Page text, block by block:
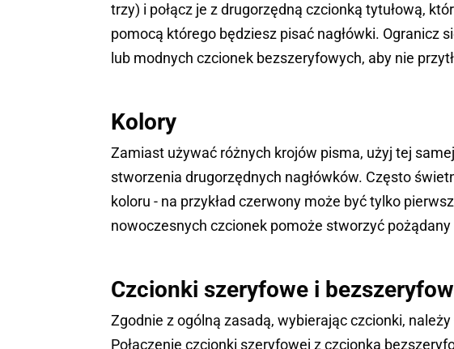
trzy) i połącz je z drugorzędną czcionką tytułową,
pomocą którego będziesz pisać nagłówki. Ogranicz
lub modnych czcionek bezszeryfowych, aby nie
Kolory
Zamiast używać różnych krojów pisma, użyj tej
stworzenia drugorzędnych nagłówków. Często
koloru - na przykład czerwony może być tylko
nowoczesnych czcionek pomoże stworzyć
Czcionki szeryfowe i
Zgodnie z ogólną zasadą, wybierając czcionki,
Połączenie czcionki szeryfowej z czcionką